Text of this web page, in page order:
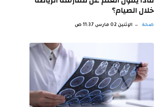
خلال الصيام؟
صحة الإثنين 02 مارس 11:37 ص